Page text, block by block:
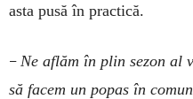
asta pusă în practică.
– Ne aflăm în plin sezon al
să facem un popas în